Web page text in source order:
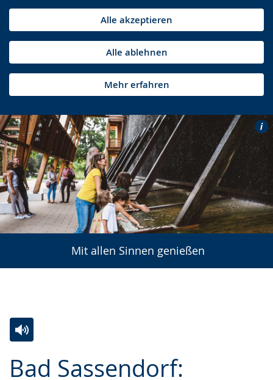
Alle akzeptieren
Alle ablehnen
Mehr erfahren
Mit allen Sinnen genießen
Bad Sassendorf:
Leichten
Audio-
Video